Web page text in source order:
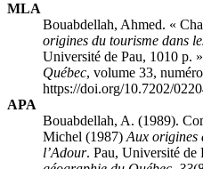
MLA
Bouabdellah, Ahmed. «
origines du tourisme dans
Université de Pau, 1010 p. »
Québec, volume 33,
https://doi.org/10.7202/
APA
Bouabdellah, A. (1989).
Michel (1987) Aux origines
l’Adour. Pau, Université de